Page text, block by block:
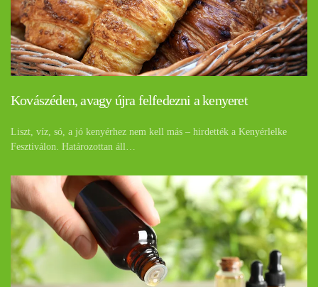
Kovászéden, avagy újra felfedezni a kenyeret
Liszt, víz, só, a jó kenyérhez nem kell más – hirdették a Kenyérlelke
Fesztiválon. Határozottan áll…